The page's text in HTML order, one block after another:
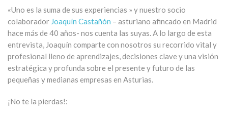
«Uno es la suma de sus experiencias » y nuestro socio
colaborador Joaquín Castañón – asturiano afincado en Madrid
hace más de 40 años- nos cuenta las suyas. A lo largo de esta
entrevista, Joaquín comparte con nosotros su recorrido vital y
profesional lleno de aprendizajes, decisiones clave y una visión
estratégica y profunda sobre el presente y futuro de las
pequeñas y medianas empresas en Asturias.
¡No te la pierdas!: